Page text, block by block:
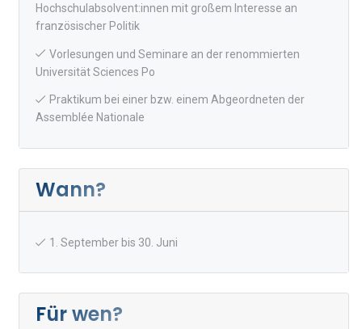
Hochschulabsolvent:innen mit großem Interesse an
französischer Politik
Vorlesungen und Seminare an der renommierten
Universität Sciences Po
Praktikum bei einer bzw. einem Abgeordneten der
Assemblée Nationale
Wann?
1. September bis 30. Juni
Für wen?